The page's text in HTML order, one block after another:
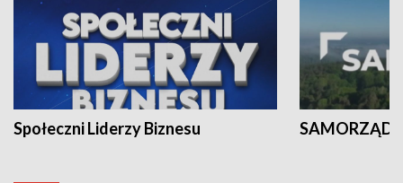
Społeczni Liderzy Biznesu SAMORZĄD